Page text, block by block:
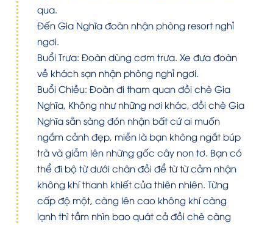
qua.
Đến Gia Nghĩa đoàn nhận phòng resort nghỉ
ngơi.
Buổi Trưa: Đoàn dùng cơm trưa. Xe đưa đoàn
về khách sạn nhận phòng nghỉ ngơi.
Buổi Chiều: Đoàn đi tham quan đồi chè Gia
Nghĩa, Không như những nơi khác, đồi chè Gia
Nghĩa sẵn sàng đón nhận bất cứ ai muốn
ngắm cảnh đẹp, miễn là bạn không ngắt búp
trà và giẫm lên những gốc cây non tơ. Bạn có
thể đi bộ từ dưới chân đồi để từ từ cảm nhận
không khí thanh khiết của thiên nhiên. Từng
cấp độ một, càng lên cao không khí càng
lạnh thì tầm nhìn bao quát cả đồi chè càng